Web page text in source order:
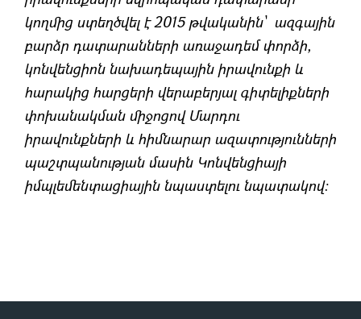
կողմից ստեղծվել է 2015 թվականին` ազգային
բարձր դատարանների առաջադեմ փորձի,
կոնվենցիոն նախադեպային իրավունքի և
հարակից հարցերի վերաբերյալ գիտելիքների
փոխանակման միջոցով Մարդու
իրավունքների և հիմնարար ազատությունների
պաշտպանության մասին Կոնվենցիայի
իմպլեմենտացիային նպաստելու նպատակով: